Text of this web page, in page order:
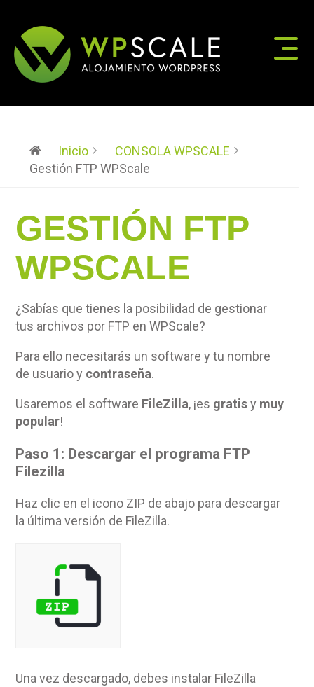
Inicio
CONSOLA WPSCALE
Gestión FTP WPScale
GESTIÓN FTP
WPSCALE
¿Sabías que tienes la posibilidad de gestionar
tus archivos por FTP en WPScale?
Para ello necesitarás un software y tu nombre
de usuario y contraseña.
Usaremos el software FileZilla, ¡es gratisy muy
popular!
Paso 1: Descargar el programa FTP
Filezilla
Haz clic en el icono ZIP de abajo para descargar
la última versión de FileZilla.
Una vez descargado, debes instalar FileZilla